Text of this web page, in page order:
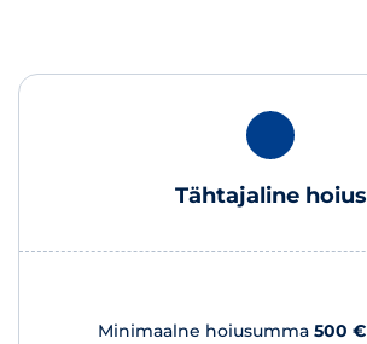
Tähtajaline hoius
Minimaalne hoiusumma 500 €